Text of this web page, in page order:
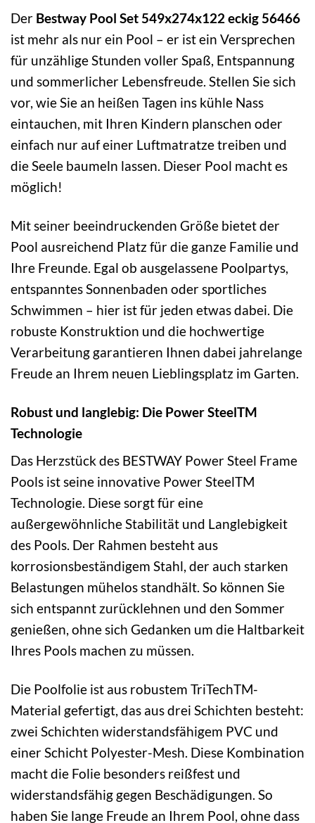
Der Bestway Pool Set 549x274x122 eckig 56466
ist mehr als nur ein Pool – er ist ein Versprechen
für unzählige Stunden voller Spaß, Entspannung
und sommerlicher Lebensfreude. Stellen Sie sich
vor, wie Sie an heißen Tagen ins kühle Nass
eintauchen, mit Ihren Kindern planschen oder
einfach nur auf einer Luftmatratze treiben und
die Seele baumeln lassen. Dieser Pool macht es
möglich!
Mit seiner beeindruckenden Größe bietet der
Pool ausreichend Platz für die ganze Familie und
Ihre Freunde. Egal ob ausgelassene Poolpartys,
entspanntes Sonnenbaden oder sportliches
Schwimmen – hier ist für jeden etwas dabei. Die
robuste Konstruktion und die hochwertige
Verarbeitung garantieren Ihnen dabei jahrelange
Freude an Ihrem neuen Lieblingsplatz im Garten.
Robust und langlebig: Die Power SteelTM
Technologie
Das Herzstück des BESTWAY Power Steel Frame
Pools ist seine innovative Power SteelTM
Technologie. Diese sorgt für eine
außergewöhnliche Stabilität und Langlebigkeit
des Pools. Der Rahmen besteht aus
korrosionsbeständigem Stahl, der auch starken
Belastungen mühelos standhält. So können Sie
sich entspannt zurücklehnen und den Sommer
genießen, ohne sich Gedanken um die Haltbarkeit
Ihres Pools machen zu müssen.
Die Poolfolie ist aus robustem TriTechTM-
Material gefertigt, das aus drei Schichten besteht:
zwei Schichten widerstandsfähigem PVC und
einer Schicht Polyester-Mesh. Diese Kombination
macht die Folie besonders reißfest und
widerstandsfähig gegen Beschädigungen. So
haben Sie lange Freude an Ihrem Pool, ohne dass